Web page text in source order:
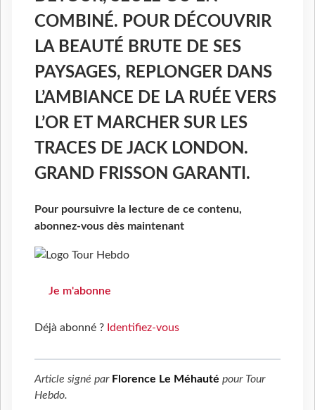
COMBINÉ. POUR DÉCOUVRIR
LA BEAUTÉ BRUTE DE SES
PAYSAGES, REPLONGER DANS
L’AMBIANCE DE LA RUÉE VERS
L’OR ET MARCHER SUR LES
TRACES DE JACK LONDON.
GRAND FRISSON GARANTI.
Pour poursuivre la lecture de ce contenu,
abonnez-vous dès maintenant
Je m'abonne
Déjà abonné ? Identifiez-vous
Article signé par Florence Le Méhauté pour Tour
Hebdo.